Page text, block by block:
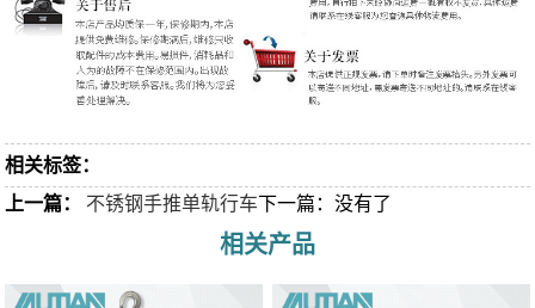
相关标签：
上一篇：
不锈钢手推单轨行车下一篇：没有了
相关产品